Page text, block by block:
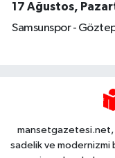
17 Ağustos,
Samsunspor -
mansetgazetesi.net,
sadelik ve modernizmi